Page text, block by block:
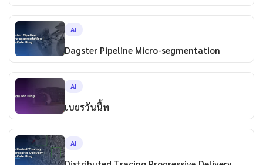
AI
Dagster Pipeline Micro-segmentation
AI
เบยรวันนี้ท
AI